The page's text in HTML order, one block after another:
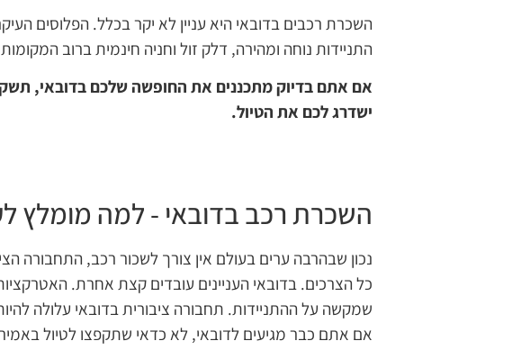
השכרת רכבים בדובאי היא עניין לא יקר בכלל. הפלוסים
התניידות נוחה ומהירה, דלק זול וחניה חינמית ברוב
אם אתם בדיוק מתכננים את החופשה שלכם בדובאי,
ישדרג לכם את הטיול.
השכרת רכב בדובאי - למה מומלץ
נכון שבהרבה ערים בעולם אין צורך לשכור רכב, התחבורה
כל הצרכים. בדובאי העניינים עובדים קצת אחרת.
שמקשה על ההתניידות. תחבורה ציבורית בדובאי עלולה
אם אתם כבר מגיעים לדובאי, לא כדאי שתקפצו לטיול